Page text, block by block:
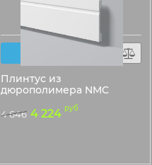
Плинтус из
дюрополимера NMC
WALLSTYL FD15
150х18х2000мм
4 646 4 224 руб